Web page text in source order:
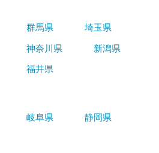
群馬県
埼玉県
神奈川県
新潟県
福井県
岐阜県
静岡県